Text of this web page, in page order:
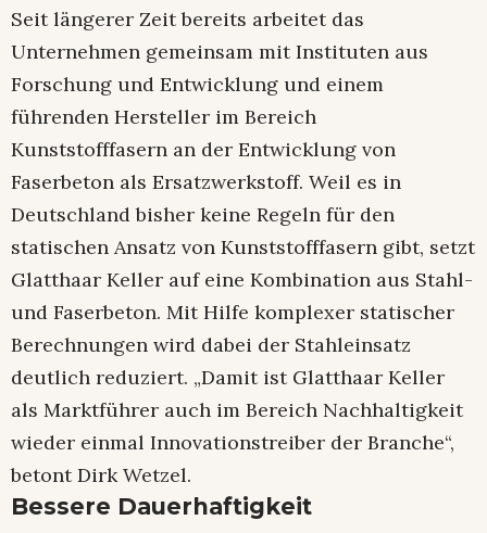
Seit längerer Zeit bereits arbeitet das
Unternehmen gemeinsam mit Instituten aus
Forschung und Entwicklung und einem
führenden Hersteller im Bereich
Kunststofffasern an der Entwicklung von
Faserbeton als Ersatzwerkstoff. Weil es in
Deutschland bisher keine Regeln für den
statischen Ansatz von Kunststofffasern gibt, setzt
Glatthaar Keller auf eine Kombination aus Stahl-
und Faserbeton. Mit Hilfe komplexer statischer
Berechnungen wird dabei der Stahleinsatz
deutlich reduziert. „Damit ist Glatthaar Keller
als Marktführer auch im Bereich Nachhaltigkeit
wieder einmal Innovationstreiber der Branche“,
betont Dirk Wetzel.
Bessere Dauerhaftigkeit